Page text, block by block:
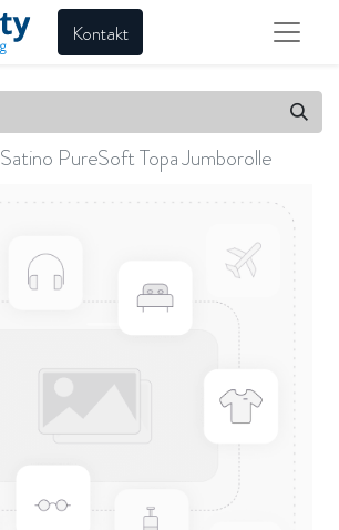
Kontakt
Satino PureSoft Topa Jumborolle